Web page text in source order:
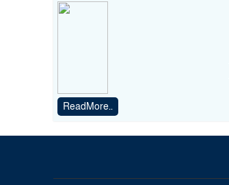
ReadMore..